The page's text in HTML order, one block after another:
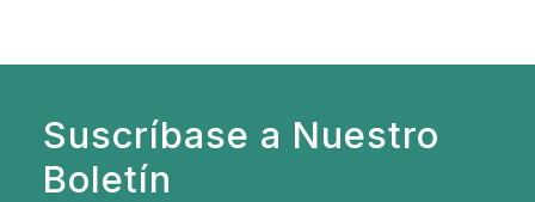
Suscríbase a Nuestro
Boletín